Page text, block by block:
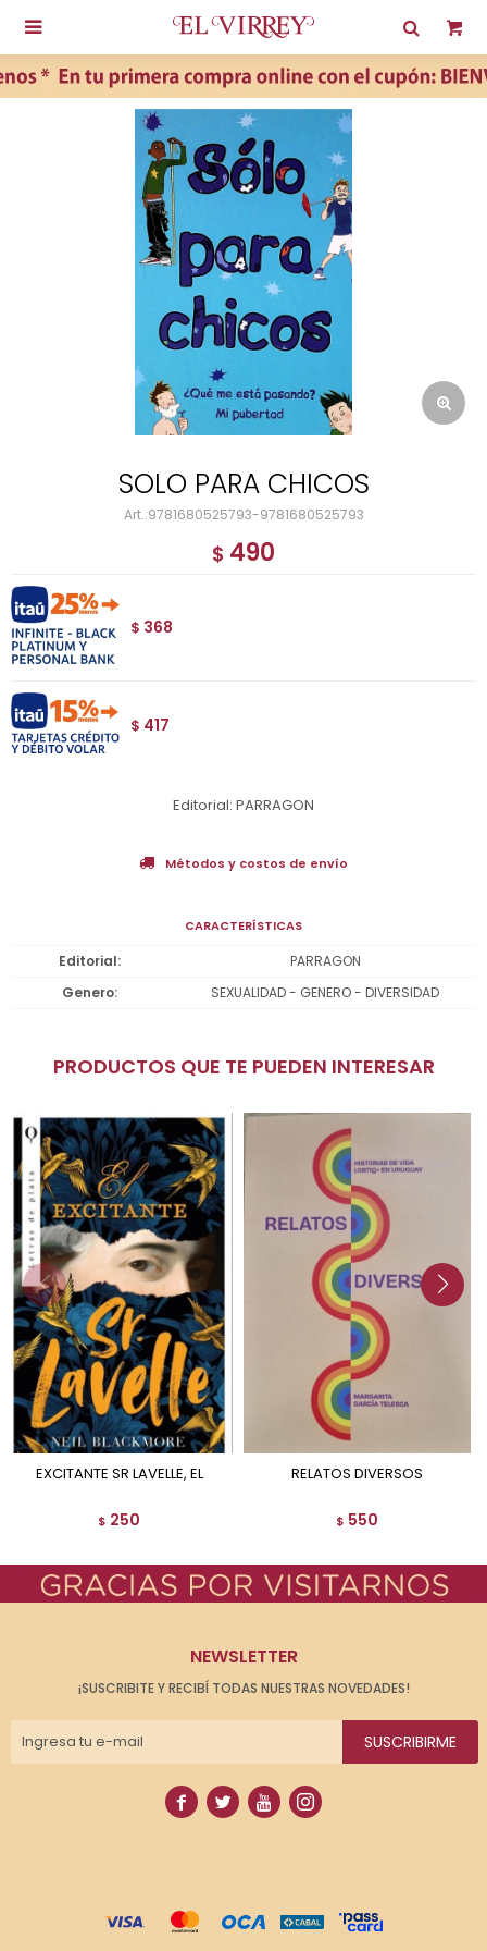

SOLO PARA CHICOS
9781680525793-9781680525793
$ 490
$ 368
$ 417
Editorial: PARRAGON
Métodos y costos de envío
CARACTERÍSTICAS
Editorial
PARRAGON
Genero
SEXUALIDAD - GENERO - DIVERSIDAD
PRODUCTOS QUE TE PUEDEN INTERESAR
EXCITANTE SR LAVELLE, EL
$ 250
RELATOS DIVERSOS
$ 550
NEWSLETTER
¡SUSCRIBITE Y RECIBÍ TODAS NUESTRAS NOVEDADES!
SUSCRIBIRME
   